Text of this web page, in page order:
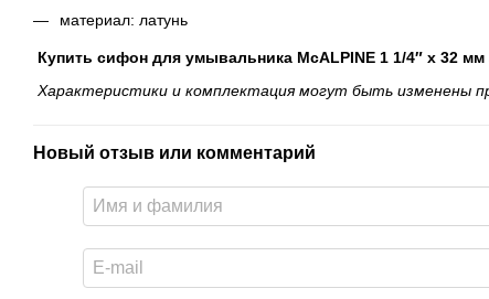
материал: латунь
Купить сифон для умывальника McALPINE 1 1/4″ x 32
Характеристики и комплектация могут быть изменены
Новый отзыв или комментарий